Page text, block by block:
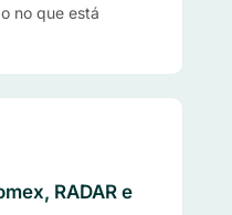
no que está
RADAR e